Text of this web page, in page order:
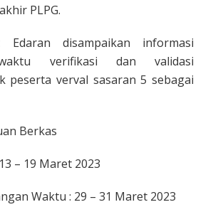
PLPG.
disampaikan informasi
verifikasi dan validasi
peserta verval sasaran 5 sebagai
Berkas
– 19 Maret 2023
Waktu : 29 – 31 Maret 2023